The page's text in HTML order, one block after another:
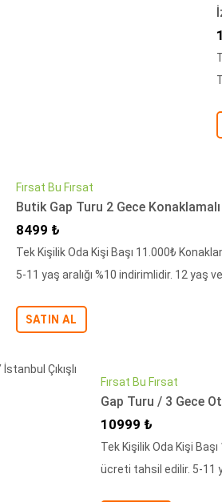
Fırsat Bu Fırsat
Butik Gap Turu 2 Gece Konaklamalı
İndirimli Fiyat
8499 ₺
Tek Kişilik Oda Kişi Başı 11.000₺
5-11 yaş aralığı %10 indirimlidir. 12 yaş
SATIN AL
Fırsat Bu Fırsat
Gap Turu / 3 Gece
İndirimli Fiyat
10999 ₺
Tek Kişilik Oda Kişi
ücreti tahsil edilir. 5-11